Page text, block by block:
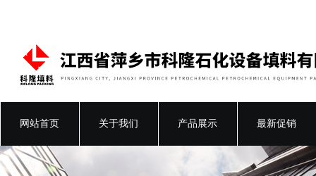
网站首页 关于我们 产品展示 最新促销